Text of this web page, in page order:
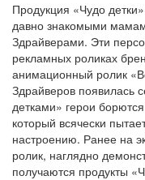
Продукция «Чудо
давно знакомыми
Здрайверами. Эти
рекламных роликах
анимационный ролик
Здрайверов появилась
детками» герои
который всячески
настроению. Ранее на
ролик, наглядно
получаются продукты